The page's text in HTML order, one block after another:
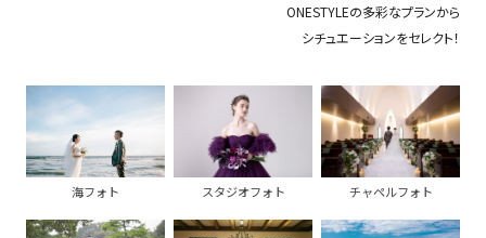
ONESTYLEの多彩なプランから
シチュエーションをセレクト！
海フォト スタジオフォト チャペルフォト